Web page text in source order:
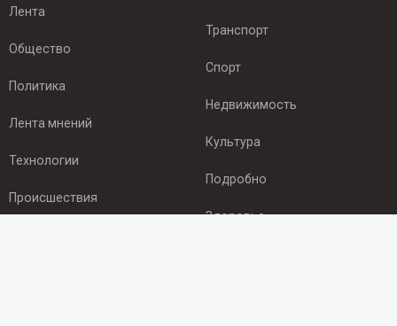
Лента
Общество
Политика
Лента мнений
Технологии
Происшествия
Транспорт
Спорт
Недвижимость
Культура
Подробно
Здоровье